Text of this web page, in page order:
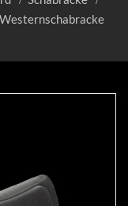
Westernschabracke